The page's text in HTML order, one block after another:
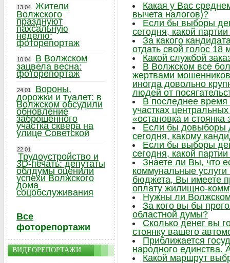
Какая у Вас
вычета налогов)?
Если бы выборы
сегодня, какой
За какого
отдать свой голос 18
Какой службой
В Волжском все
жертвами
иногда довольно
людей от
В последнее время
участках
«остановка и
Если бы довыборы
сегодня, какому
Если бы выборы
сегодня, какой
Знаете ли Вы, что
коммунальные
бюджета, Вы имеете
оплату жилищно-
Нужны ли
За кого вы бы
областной думы?
Сколько денег вы
стоянку вашего
Приближается
народного единства.
Какой маршрут
13.04
Жители
Волжского
празднуют
пахсальную
неделю:
фоторепортаж
10.04
В Волжском
зацвела весна:
фоторепортаж
24.01
Вороны,
дорожки и туалет: в
Волжском обсудили
обновление
заброшенного
участка сквера на
улице Советской
22.01
Трудоустройство и
3D-печать: депутаты
облдумы оценили
успехи Волжского
дома
соцобслуживания
Все
фоторепортажи
ВИДЕОРЕПОРТАЖИ